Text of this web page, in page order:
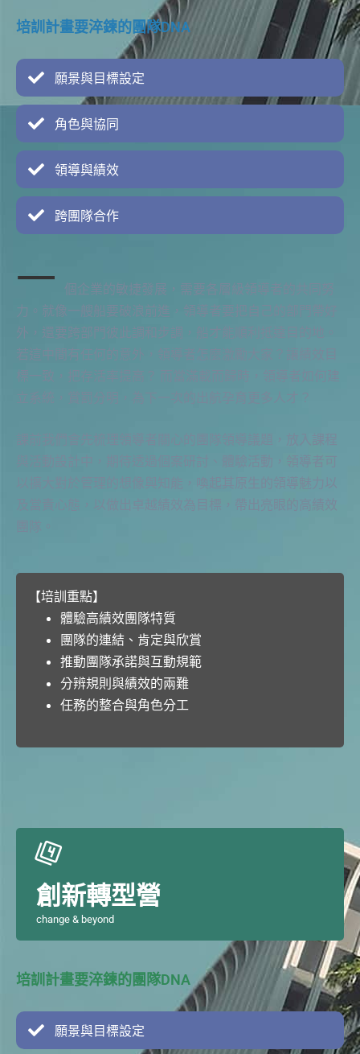
培訓計畫要淬鍊的團隊DNA
願景與目標設定
角色與協同
領導與績效
跨團隊合作
一
個企業的敏捷發展，需要各層級領導者的共同努
力。就像一艘船要破浪前進，領導者要把自己的部門帶好
外，還要跨部門彼此調和步調，船才能順利抵達目的地。
若這中間有任何的意外，領導者怎麼激勵大家？讓績效目
標一致，把存活率提高？ 而當滿載而歸時，領導者如何建
立系統，賞罰分明，為下一次的出航孕育更多人才？
課前我們會先梳理領導者關心的團隊領導議題，放入課程
與活動設計中，期待透過個案研討、體驗活動，領導者可
以擴大對於管理的想像與知能，喚起其原生的領導魅力以
及當責心態，以做出卓越績效為目標，帶出亮眼的高績效
團隊。
【培訓重點】
體驗高績效團隊特質
團隊的連結、肯定與欣賞
推動團隊承諾與互動規範
分辨規則與績效的兩難
任務的整合與角色分工
創新轉型營
change & beyond
培訓計畫要淬鍊的團隊DNA
願景與目標設定